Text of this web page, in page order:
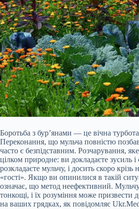
Боротьба з бур’янами — це вічна турбота
Переконання, що мульча повністю
часто є безпідставним. Розчарування,
цілком природне: ви докладаєте зусиль і
розкладаєте мульчу, і досить скоро крізь
«гості». Якщо ви опинилися в такій
означає, що метод неефективний.
тонкощі, і їх розуміння може призвести
на ваших грядках, як повідомляє